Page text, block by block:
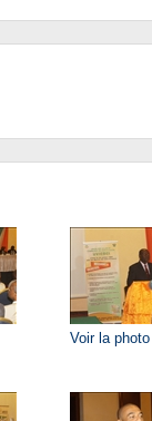
Voir la photo